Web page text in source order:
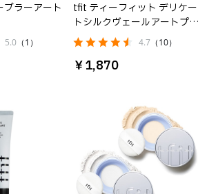
ラーアート
5.0 （1）
tfit ティーフィット デリケー
トシルクヴェールアートプラ
イマー
4.7 （10）
￥1,870